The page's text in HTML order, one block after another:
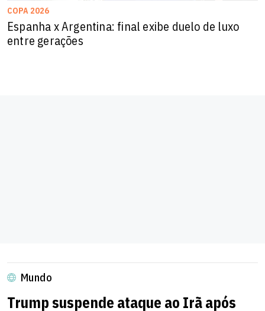
COPA 2026
Espanha x Argentina: final exibe duelo de luxo
entre gerações
Mundo
Trump suspende ataque ao Irã após